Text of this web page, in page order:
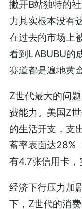
撇开B站独特的
力其实根本没有
在过去的市场上
看到LABUBU的
赛道都是遍地黄金
Z世代最大的问
费能力。美国Z
的生活开支，支
蓄率表面达28%
有4.7张信用卡，
经济下行压力加
下，Z世代的消